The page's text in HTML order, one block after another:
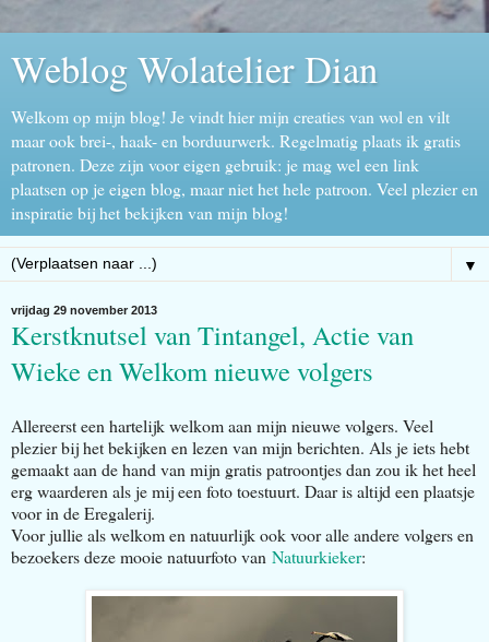
Weblog Wolatelier Dian
Welkom op mijn blog! Je vindt hier mijn creaties van wol en vilt
maar ook brei-, haak- en borduurwerk. Regelmatig plaats ik gratis
patronen. Deze zijn voor eigen gebruik: je mag wel een link
plaatsen op je eigen blog, maar niet het hele patroon. Veel plezier en
inspiratie bij het bekijken van mijn blog!
▼
vrijdag 29 november 2013
Kerstknutsel van Tintangel, Actie van
Wieke en Welkom nieuwe volgers
Allereerst een hartelijk welkom aan mijn nieuwe volgers. Veel
plezier bij het bekijken en lezen van mijn berichten. Als je iets hebt
gemaakt aan de hand van mijn gratis patroontjes dan zou ik het heel
erg waarderen als je mij een foto toestuurt. Daar is altijd een plaatsje
voor in de Eregalerij.
Voor jullie als welkom en natuurlijk ook voor alle andere volgers en
bezoekers deze mooie natuurfoto van Natuurkieker: